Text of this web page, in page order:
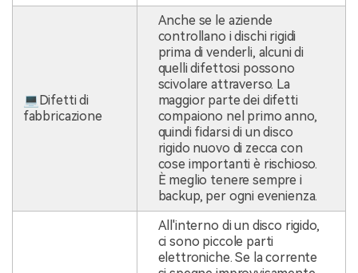
💻Difetti di
fabbricazione
Anche se le aziende
controllano i dischi rigidi
prima di venderli, alcuni di
quelli difettosi possono
scivolare attraverso. La
maggior parte dei difetti
compaiono nel primo anno,
quindi fidarsi di un disco
rigido nuovo di zecca con
cose importanti è rischioso.
È meglio tenere sempre i
backup, per ogni evenienza.
All'interno di un disco rigido,
ci sono piccole parti
elettroniche. Se la corrente